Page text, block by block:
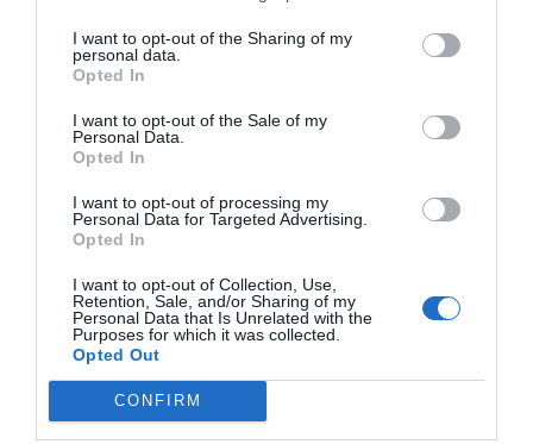
I want to opt-out of the Sharing of my
personal data.
Opted In
I want to opt-out of the Sale of my
Personal Data.
Opted In
I want to opt-out of processing my
Personal Data for Targeted Advertising.
Opted In
I want to opt-out of Collection, Use,
Retention, Sale, and/or Sharing of my
Personal Data that Is Unrelated with the
Purposes for which it was collected.
Opted Out
CONFIRM